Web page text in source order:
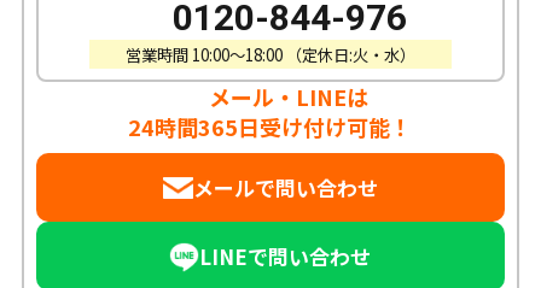
0120-844-976
営業時間 10:00〜18:00 （定休日:火・水）
メール・LINEは
24時間365日受け付け可能！
メールで問い合わせ
LINEで問い合わせ